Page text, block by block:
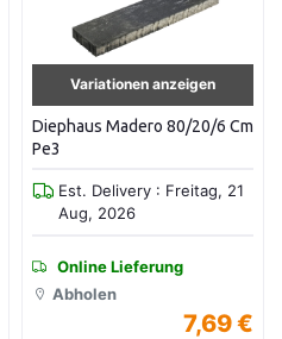
Variationen anzeigen
Diephaus Madero 80/20/6 Cm
Pe3
Est. Delivery : Freitag, 21
Aug, 2026
Online Lieferung
Abholen
7,69 €